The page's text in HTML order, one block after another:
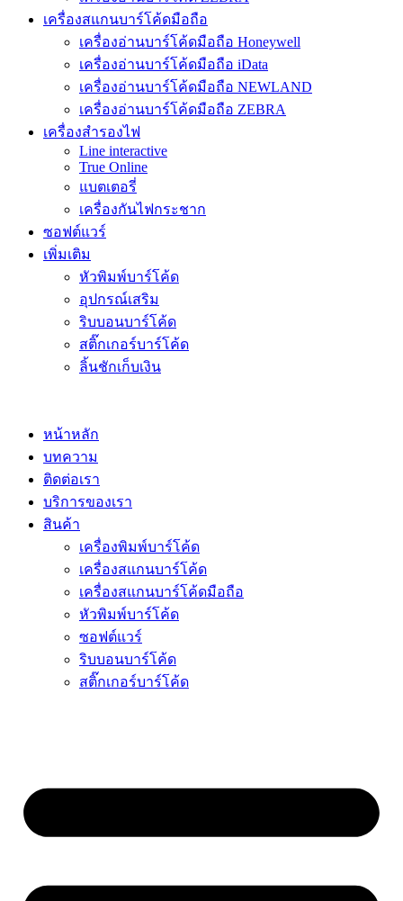
เครื่องสแกนบาร์โค้ดมือถือ
เครื่องอ่านบาร์โค้ดมือถือ Honeywell
เครื่องอ่านบาร์โค้ดมือถือ iData
เครื่องอ่านบาร์โค้ดมือถือ NEWLAND
เครื่องอ่านบาร์โค้ดมือถือ ZEBRA
เครื่องสำรองไฟ
Line interactive
True Online
แบตเตอรี่
เครื่องกันไฟกระชาก
ซอฟต์แวร์
เพิ่มเติม
หัวพิมพ์บาร์โค้ด
อุปกรณ์เสริม
ริบบอนบาร์โค้ด
สติ๊กเกอร์บาร์โค้ด
ลิ้นชักเก็บเงิน
หน้าหลัก
บทความ
ติดต่อเรา
บริการของเรา
สินค้า
เครื่องพิมพ์บาร์โค้ด
เครื่องสแกนบาร์โค้ด
เครื่องสแกนบาร์โค้ดมือถือ
หัวพิมพ์บาร์โค้ด
ซอฟต์แวร์
ริบบอนบาร์โค้ด
สติ๊กเกอร์บาร์โค้ด